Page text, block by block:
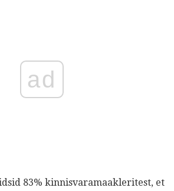
ad
83% kinnisvaramaakleritest, et